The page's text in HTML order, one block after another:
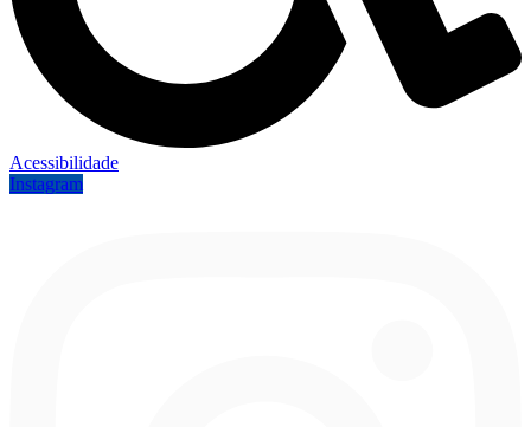
Acessibilidade
Instagram